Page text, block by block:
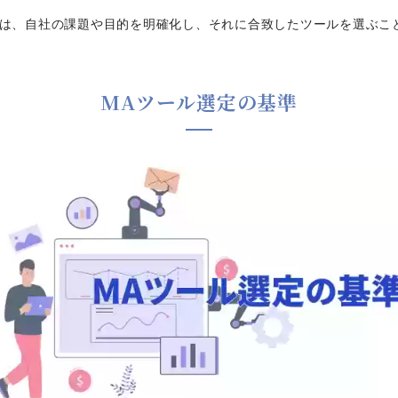
、自社の課題や目的を明確化し、それに合致したツールを選ぶこ
MAツール選定の基準